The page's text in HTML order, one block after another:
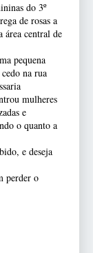
do 3º
de rosas a
área central de
pequena
na rua
mulheres
e
o quanto a
e deseja
perder o